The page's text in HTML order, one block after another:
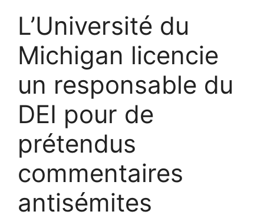
L’Université du
Michigan licencie
un responsable du
DEI pour de
prétendus
commentaires
antisémites